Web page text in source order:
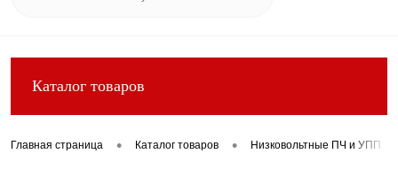
Каталог товаров
Главная страница • Каталог товаров • Низковольтные ПЧ и УПП